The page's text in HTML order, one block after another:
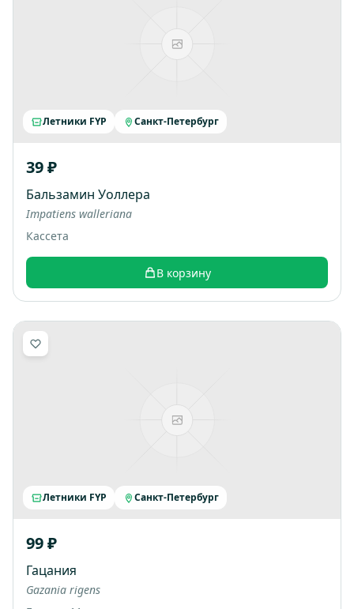
Летники FYP Санкт-Петербург
39 ₽
Бальзамин Уоллера
Impatiens walleriana
Кассета
В корзину
Летники FYP Санкт-Петербург
99 ₽
Гацания
Gazania rigens